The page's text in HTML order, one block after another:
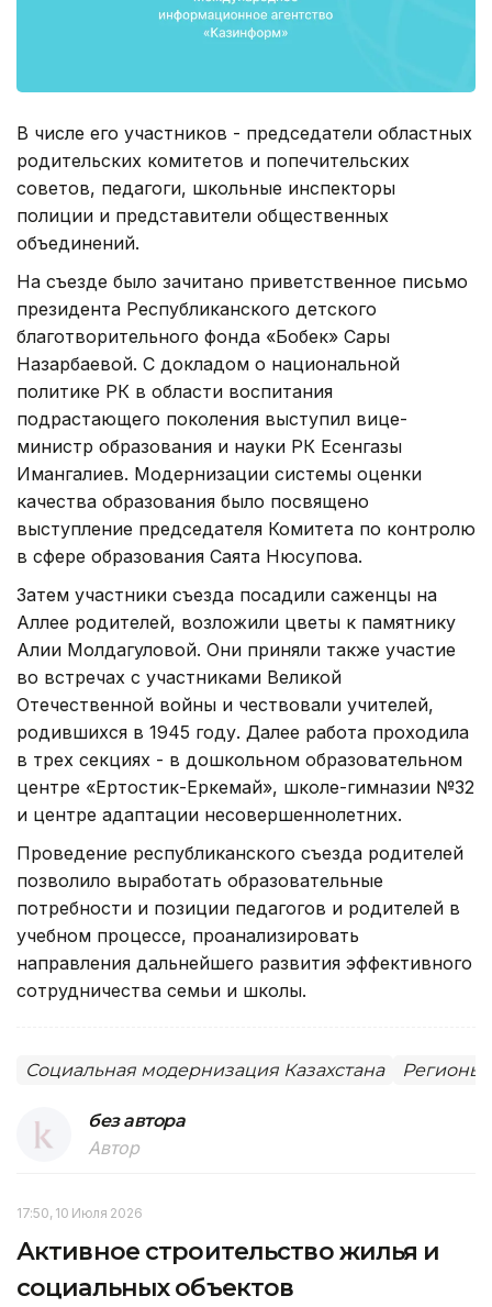
В числе его участников - председатели областных
родительских комитетов и попечительских
советов, педагоги, школьные инспекторы
полиции и представители общественных
объединений.
На съезде было зачитано приветственное письмо
президента Республиканского детского
благотворительного фонда «Бобек» Сары
Назарбаевой. С докладом о национальной
политике РК в области воспитания
подрастающего поколения выступил вице-
министр образования и науки РК Есенгазы
Имангалиев. Модернизации системы оценки
качества образования было посвящено
выступление председателя Комитета по контролю
в сфере образования Саята Нюсупова.
Затем участники съезда посадили саженцы на
Аллее родителей, возложили цветы к памятнику
Алии Молдагуловой. Они приняли также участие
во встречах с участниками Великой
Отечественной войны и чествовали учителей,
родившихся в 1945 году. Далее работа проходила
в трех секциях - в дошкольном образовательном
центре «Ертостик-Еркемай», школе-гимназии №32
и центре адаптации несовершеннолетних.
Проведение республиканского съезда родителей
позволило выработать образовательные
потребности и позиции педагогов и родителей в
учебном процессе, проанализировать
направления дальнейшего развития эффективного
сотрудничества семьи и школы.
Социальная модернизация Казахстана Регионы
без автора
Автор
17:50, 10 Июля 2026
Активное строительство жилья и
социальных объектов